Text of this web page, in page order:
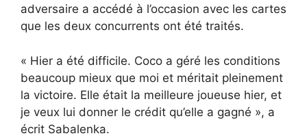
adversaire a accédé à l’occasion avec les cartes
que les deux concurrents ont été traités.
« Hier a été difficile. Coco a géré les conditions
beaucoup mieux que moi et méritait pleinement
la victoire. Elle était la meilleure joueuse hier, et
je veux lui donner le crédit qu’elle a gagné », a
écrit Sabalenka.